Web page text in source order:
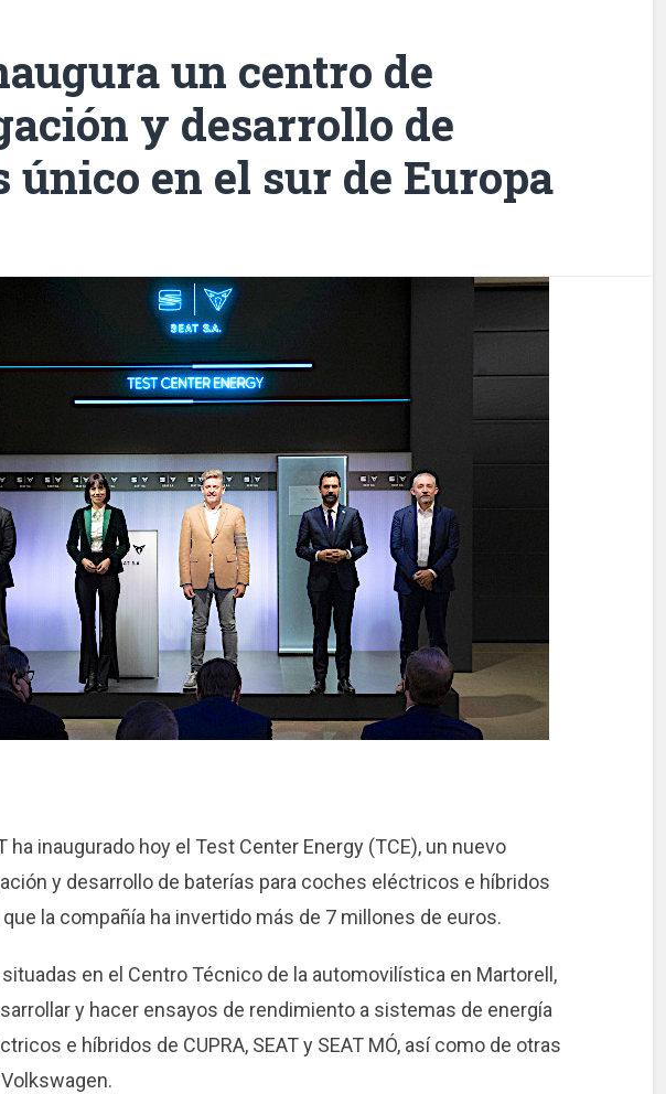
un centro de
y desarrollo de
único en el sur de Europa
ha inaugurado hoy el Test Center Energy (TCE), un nuevo
y desarrollo de baterías para coches eléctricos e híbridos
la compañía ha invertido más de 7 millones de euros.
en el Centro Técnico de la automovilística en Martorell,
y hacer ensayos de rendimiento a sistemas de energía
e híbridos de CUPRA, SEAT y SEAT MÓ, así como de otras